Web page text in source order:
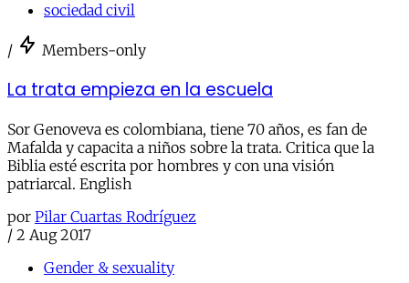
sociedad civil
/ Members-only
La trata empieza en la escuela
Sor Genoveva es colombiana, tiene 70 años, es fan de
Mafalda y capacita a niños sobre la trata. Critica que la
Biblia esté escrita por hombres y con una visión
patriarcal. English
por Pilar Cuartas Rodríguez
/ 2 Aug 2017
Gender & sexuality